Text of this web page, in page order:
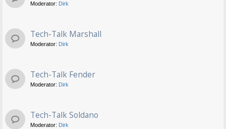
Moderator: Dirk
Tech-Talk Marshall
Moderator: Dirk
Tech-Talk Fender
Moderator: Dirk
Tech-Talk Soldano
Moderator: Dirk